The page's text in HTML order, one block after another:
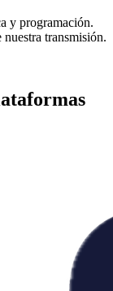
y programación.
transmisión.